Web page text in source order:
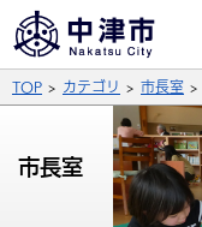
拡大
サイト内検索
TOP カテゴリ 市長室
市長室